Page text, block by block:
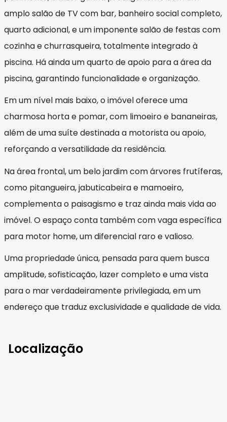
amplo salão de TV com bar, banheiro social completo,
quarto adicional, e um imponente salão de festas com
cozinha e churrasqueira, totalmente integrado à
piscina. Há ainda um quarto de apoio para a área da
piscina, garantindo funcionalidade e organização.
Em um nível mais baixo, o imóvel oferece uma
charmosa horta e pomar, com limoeiro e bananeiras,
além de uma suíte destinada a motorista ou apoio,
reforçando a versatilidade da residência.
Na área frontal, um belo jardim com árvores frutíferas,
como pitangueira, jabuticabeira e mamoeiro,
complementa o paisagismo e traz ainda mais vida ao
imóvel. O espaço conta também com vaga específica
para motor home, um diferencial raro e valioso.
Uma propriedade única, pensada para quem busca
amplitude, sofisticação, lazer completo e uma vista
para o mar verdadeiramente privilegiada, em um
endereço que traduz exclusividade e qualidade de vida.
Localização